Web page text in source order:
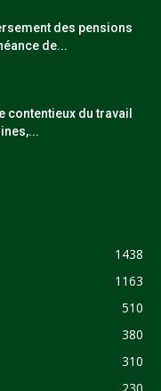
des pensions
de...
contentieux du travail
1438
1163
510
380
310